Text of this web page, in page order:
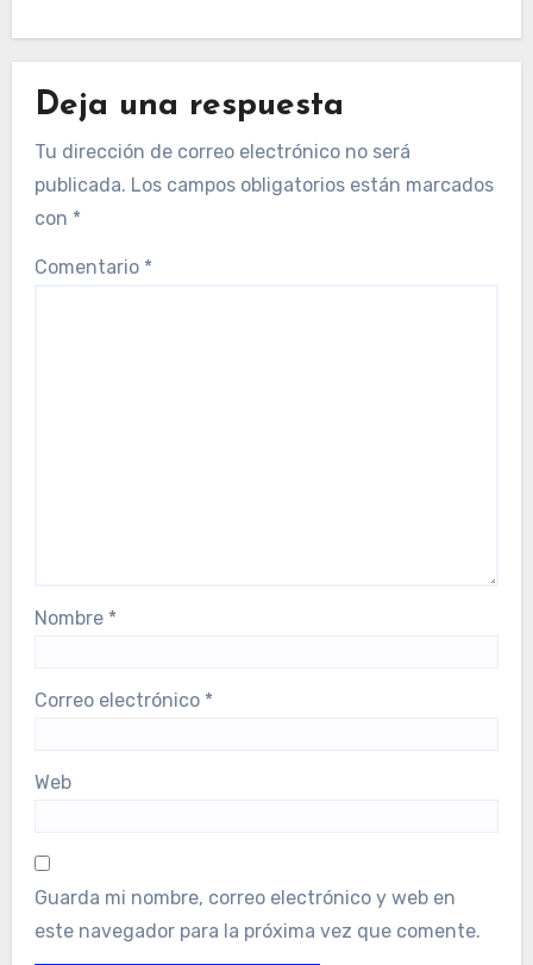
Deja una respuesta
Tu dirección de correo electrónico no será
publicada. Los campos obligatorios están marcados
con *
Comentario *
Nombre *
Correo electrónico *
Web
Guarda mi nombre, correo electrónico y web en
este navegador para la próxima vez que comente.